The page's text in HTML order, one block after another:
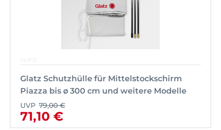
GLATZ
Glatz Schutzhülle für Mittelstockschirm
Piazza bis ø 300 cm und weitere Modelle
UVP 79,00 €
71,10 €